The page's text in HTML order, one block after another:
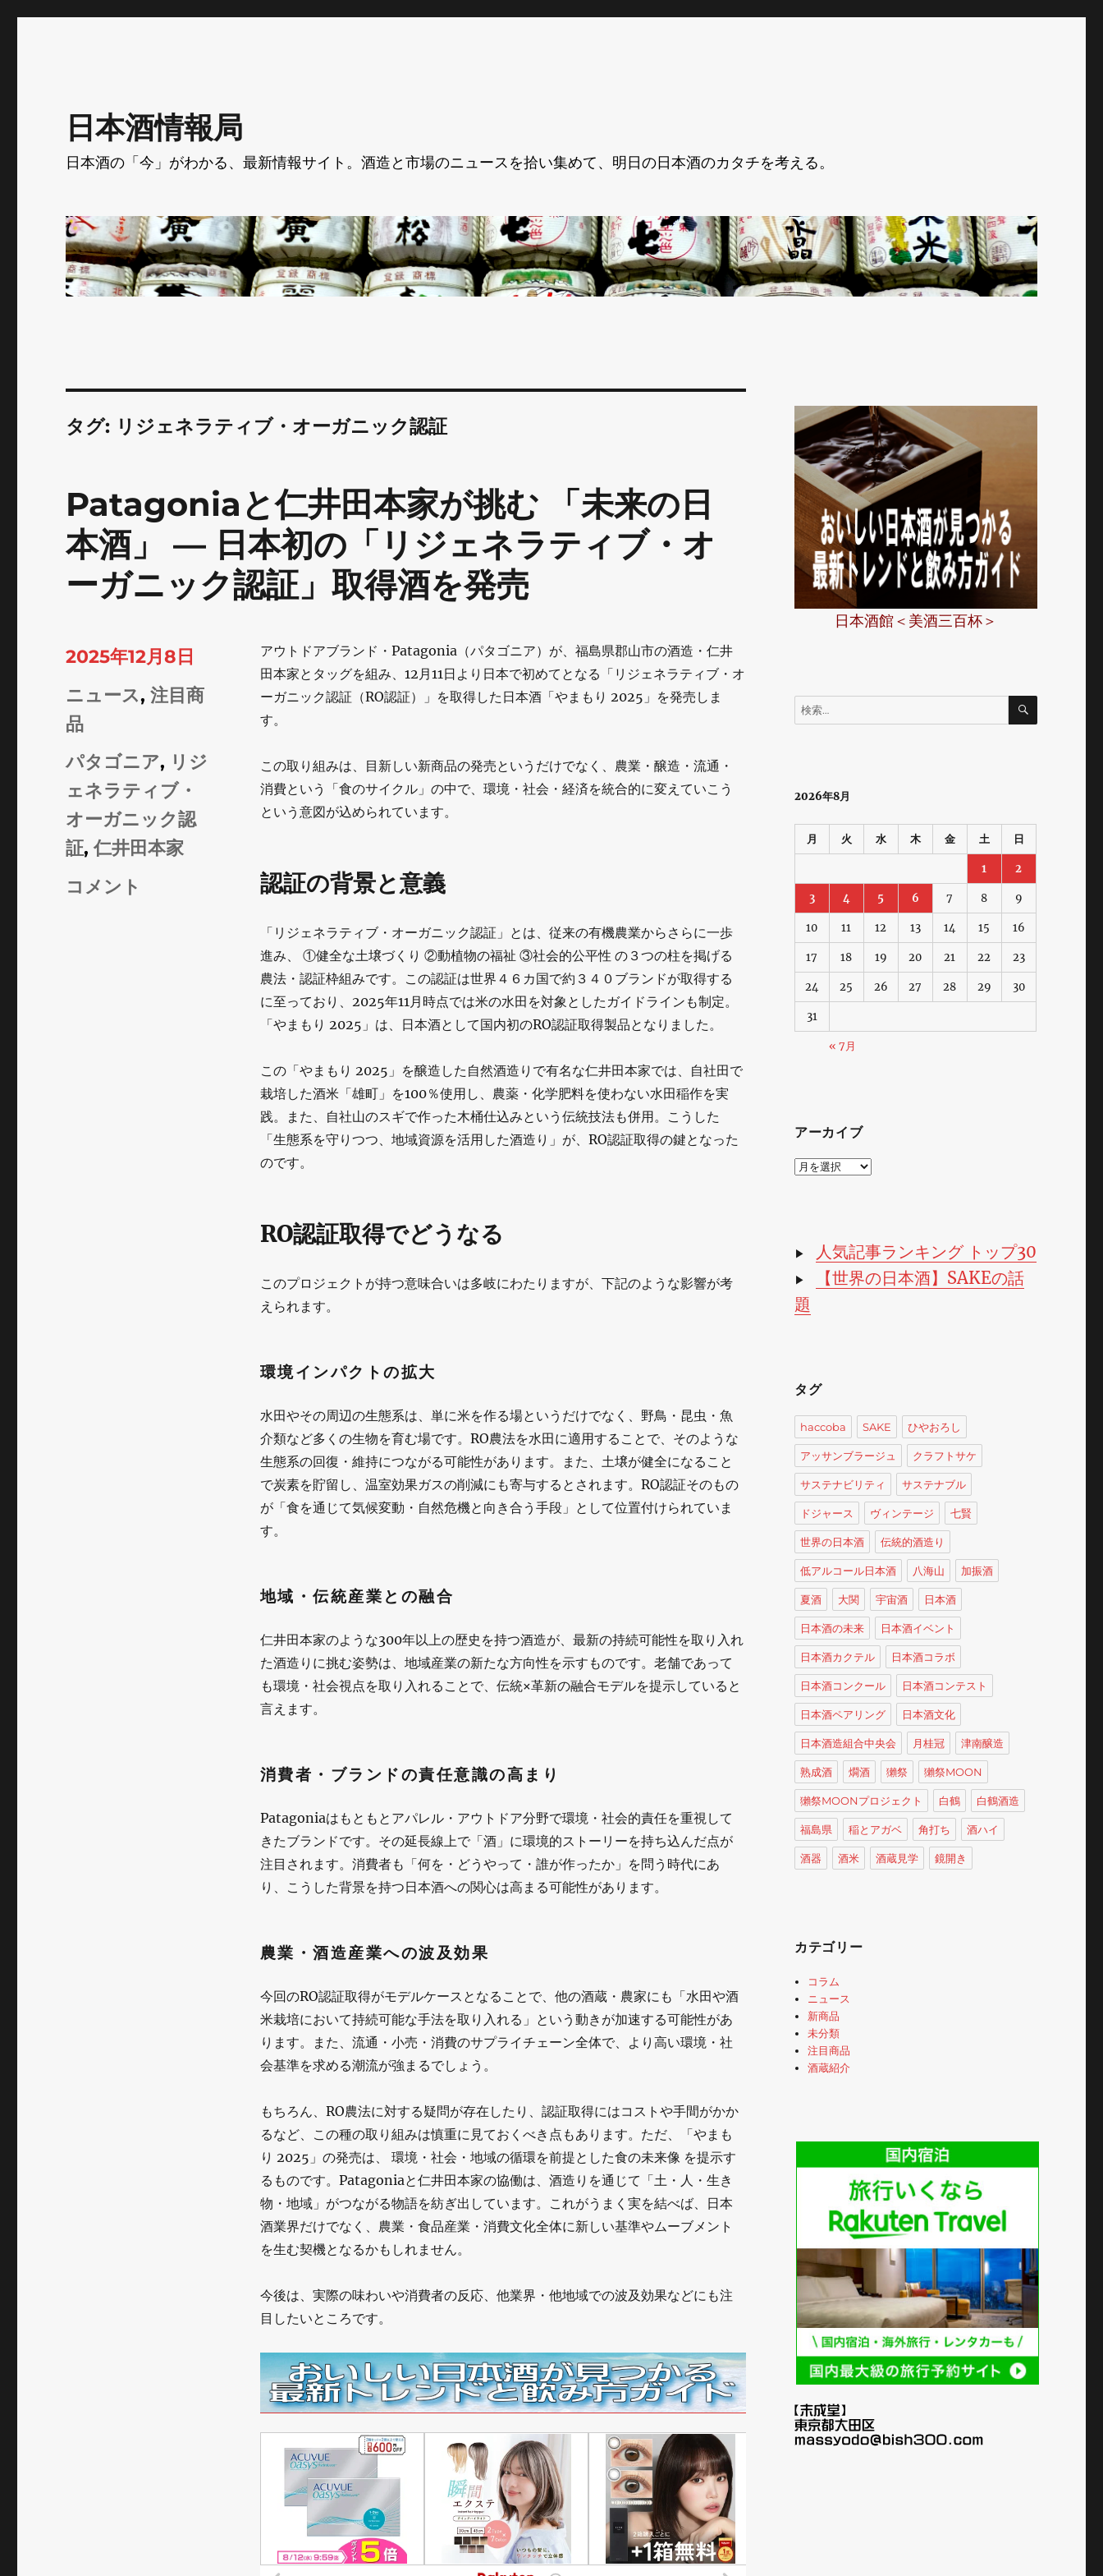
日本酒情報局
日本酒の「今」がわかる、最新情報サイト。酒造と市場のニュースを拾い集めて、明日の日本酒のカタチを考える。
タグ: リジェネラティブ・オーガニック認証
Patagoniaと仁井田本家が挑む 「未来の日
本酒」 — 日本初の「リジェネラティブ・オ
ーガニック認証」取得酒を発売
アウトドアブランド・Patagonia（パタゴニア）が、福島県郡山市の酒造・仁井
田本家とタッグを組み、12月11日より日本で初めてとなる「リジェネラティブ・オ
ーガニック認証（RO認証）」を取得した日本酒「やまもり 2025」を発売しま
す。
この取り組みは、目新しい新商品の発売というだけでなく、農業・醸造・流通・
消費という「食のサイクル」の中で、環境・社会・経済を統合的に変えていこう
という意図が込められています。
認証の背景と意義
「リジェネラティブ・オーガニック認証」とは、従来の有機農業からさらに一歩
進み、 ①健全な土壌づくり ②動植物の福祉 ③社会的公平性 の３つの柱を掲げる
農法・認証枠組みです。この認証は世界４６カ国で約３４０ブランドが取得する
に至っており、2025年11月時点では米の水田を対象としたガイドラインも制定。
「やまもり 2025」は、日本酒として国内初のRO認証取得製品となりました。
この「やまもり 2025」を醸造した自然酒造りで有名な仁井田本家では、自社田で
栽培した酒米「雄町」を100％使用し、農薬・化学肥料を使わない水田稲作を実
践。また、自社山のスギで作った木桶仕込みという伝統技法も併用。こうした
「生態系を守りつつ、地域資源を活用した酒造り」が、RO認証取得の鍵となった
のです。
RO認証取得でどうなる
このプロジェクトが持つ意味合いは多岐にわたりますが、下記のような影響が考
えられます。
環境インパクトの拡大
水田やその周辺の生態系は、単に米を作る場というだけでなく、野鳥・昆虫・魚
介類など多くの生物を育む場です。RO農法を水田に適用することで、そのような
生態系の回復・維持につながる可能性があります。また、土壌が健全になること
で炭素を貯留し、温室効果ガスの削減にも寄与するとされます。RO認証そのもの
が「食を通じて気候変動・自然危機と向き合う手段」として位置付けられていま
す。
地域・伝統産業との融合
仁井田本家のような300年以上の歴史を持つ酒造が、最新の持続可能性を取り入れ
た酒造りに挑む姿勢は、地域産業の新たな方向性を示すものです。老舗であって
も環境・社会視点を取り入れることで、伝統×革新の融合モデルを提示していると
言えます。
消費者・ブランドの責任意識の高まり
Patagoniaはもともとアパレル・アウトドア分野で環境・社会的責任を重視して
きたブランドです。その延長線上で「酒」に環境的ストーリーを持ち込んだ点が
注目されます。消費者も「何を・どうやって・誰が作ったか」を問う時代にあ
り、こうした背景を持つ日本酒への関心は高まる可能性があります。
農業・酒造産業への波及効果
今回のRO認証取得がモデルケースとなることで、他の酒蔵・農家にも「水田や酒
米栽培において持続可能な手法を取り入れる」という動きが加速する可能性があ
ります。また、流通・小売・消費のサプライチェーン全体で、より高い環境・社
会基準を求める潮流が強まるでしょう。
もちろん、RO農法に対する疑問が存在したり、認証取得にはコストや手間がかか
るなど、この種の取り組みは慎重に見ておくべき点もあります。ただ、「やまも
り 2025」の発売は、 環境・社会・地域の循環を前提とした食の未来像 を提示す
るものです。Patagoniaと仁井田本家の協働は、酒造りを通じて「土・人・生き
物・地域」がつながる物語を紡ぎ出しています。これがうまく実を結べば、日本
酒業界だけでなく、農業・食品産業・消費文化全体に新しい基準やムーブメント
を生む契機となるかもしれません。
今後は、実際の味わいや消費者の反応、他業界・他地域での波及効果などにも注
目したいところです。
投
稿
日:
2025年12月8日
カ
テ
ゴ
ー
ニュース,注目商
品
タ
グ
パタゴニア, リジ
ェネラティブ・
オーガニック認
証,仁井田本家
Patagonia
コメント
日本酒館＜美酒三百杯＞
検
索:
検
2026年8月
月 火 水 木 金 土 日
1 2
3 4 5 6 7 8 9
10 11 12 13 14 15 16
17 18 19 20 21 22 23
24 25 26 27 28 29 30
31
« 7月
アーカイブ
ア
▶
人気記事ランキング トップ30
▶
【世界の日本酒】SAKEの話
題
タグ
haccoba SAKE ひやおろし
アッサンブラージュ クラフトサケ
サステナビリティ サステナブル
ドジャース ヴィンテージ 七賢
世界の日本酒 伝統的酒造り
低アルコール日本酒 八海山 加振酒
夏酒 大関 宇宙酒 日本酒
日本酒の未来 日本酒イベント
日本酒カクテル 日本酒コラボ
日本酒コンクール 日本酒コンテスト
日本酒ペアリング 日本酒文化
日本酒造組合中央会 月桂冠 津南醸造
熟成酒 燗酒 獺祭 獺祭MOON
獺祭MOONプロジェクト 白鶴 白鶴酒造
福島県 稲とアガベ 角打ち 酒ハイ
酒器 酒米 酒蔵見学 鏡開き
カテゴリー
コラム
ニュース
新商品
未分類
注目商品
酒蔵紹介